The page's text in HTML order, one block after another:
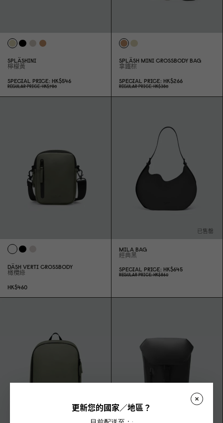
SPLÄSHINI
檸檬黃
SPECIAL PRICE HK$546
REGULAR PRICE HK$780
SPLÄSH MINI CROSSBODY BAG
拿鐵棕
SPECIAL PRICE HK$266
REGULAR PRICE HK$380
DÄSH VERTI CROSSBODY
橄欖綠
HK$460
已售罄
MILA BAG
經典黑
SPECIAL PRICE HK$645
REGULAR PRICE HK$860
更新您的國家／地區？